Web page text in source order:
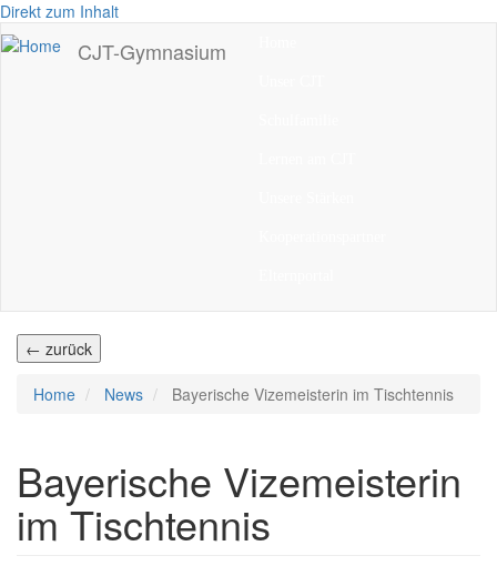
Direkt zum Inhalt
CJT-Gymnasium
← zurück
Home News Bayerische Vizemeisterin im Tischtennis
Bayerische Vizemeisterin
im Tischtennis